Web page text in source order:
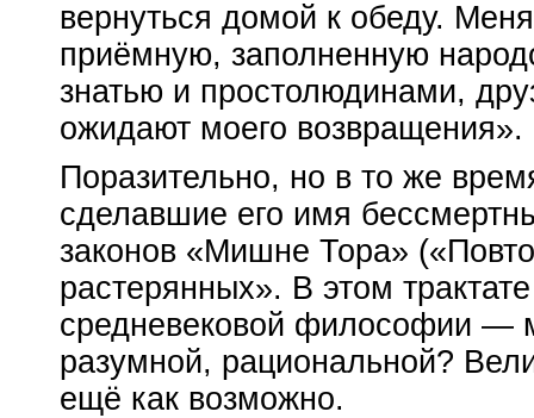
вернуться домой к обеду.
приёмную, заполненную
знатью и простолюдинами,
ожидают моего возвращения».
Поразительно, но в то же
сделавшие его имя
законов «Мишне Тора»
растерянных». В этом
средневековой философии —
разумной, рациональной?
ещё как возможно.